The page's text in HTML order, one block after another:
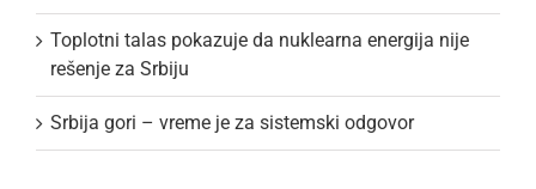
Toplotni talas pokazuje da nuklearna energija nije
rešenje za Srbiju
Srbija gori – vreme je za sistemski odgovor